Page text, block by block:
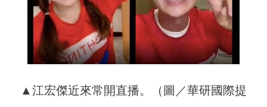
▲江宏傑近來常開直播。（圖／華研國際提